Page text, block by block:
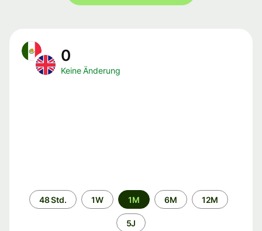
0
Keine Änderung
Zeitraum
48 Std. 1W 1M 6M 12M
5J